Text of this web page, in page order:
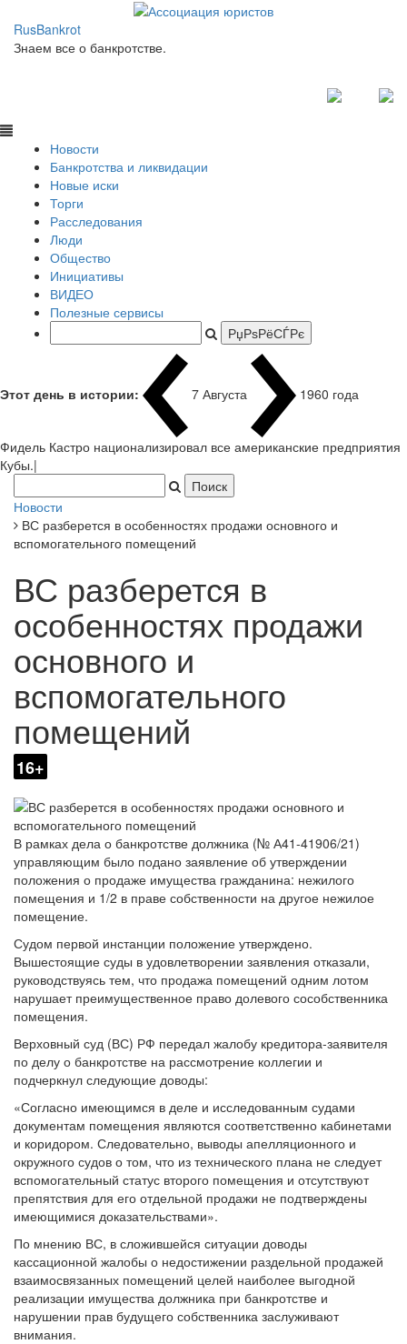
RusBankrot
Знаем все о банкротстве.
Новости
Банкротства и ликвидации
Новые иски
Торги
Расследования
Люди
Общество
Инициативы
ВИДЕО
Полезные сервисы
Этот день в истории: 7 Августа 1960 года
Фидель Кастро национализировал все американские предприятия
Кубы.|
Новости
ВС разберется в особенностях продажи основного и
вспомогательного помещений
ВС разберется в
особенностях продажи
основного и
вспомогательного
помещений
16+
В рамках дела о банкротстве должника (№ А41-41906/21)
управляющим было подано заявление об утверждении
положения о продаже имущества гражданина: нежилого
помещения и 1/2 в праве собственности на другое нежилое
помещение.
Судом первой инстанции положение утверждено.
Вышестоящие суды в удовлетворении заявления отказали,
руководствуясь тем, что продажа помещений одним лотом
нарушает преимущественное право долевого сособственника
помещения.
Верховный суд (ВС) РФ передал жалобу кредитора-заявителя
по делу о банкротстве на рассмотрение коллегии и
подчеркнул следующие доводы:
«Согласно имеющимся в деле и исследованным судами
документам помещения являются соответственно кабинетами
и коридором. Следовательно, выводы апелляционного и
окружного судов о том, что из технического плана не следует
вспомогательный статус второго помещения и отсутствуют
препятствия для его отдельной продажи не подтверждены
имеющимися доказательствами».
По мнению ВС, в сложившейся ситуации доводы
кассационной жалобы о недостижении раздельной продажей
взаимосвязанных помещений целей наиболее выгодной
реализации имущества должника при банкротстве и
нарушении прав будущего собственника заслуживают
внимания.